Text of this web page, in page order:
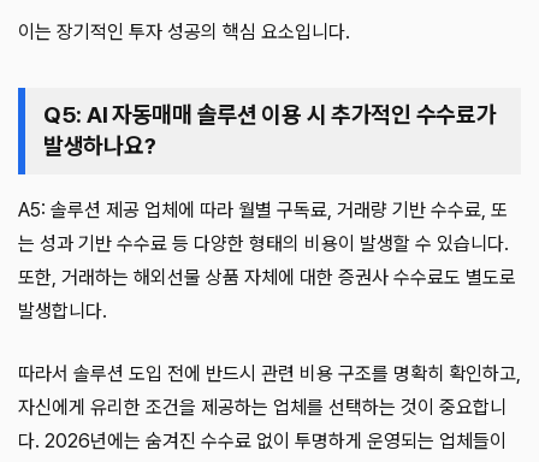
이는 장기적인 투자 성공의 핵심 요소입니다.
Q5: AI 자동매매 솔루션 이용 시 추가적인 수수료가
발생하나요?
A5: 솔루션 제공 업체에 따라 월별 구독료, 거래량 기반 수수료, 또
는 성과 기반 수수료 등 다양한 형태의 비용이 발생할 수 있습니다.
또한, 거래하는 해외선물 상품 자체에 대한 증권사 수수료도 별도로
발생합니다.
따라서 솔루션 도입 전에 반드시 관련 비용 구조를 명확히 확인하고,
자신에게 유리한 조건을 제공하는 업체를 선택하는 것이 중요합니
다. 2026년에는 숨겨진 수수료 없이 투명하게 운영되는 업체들이